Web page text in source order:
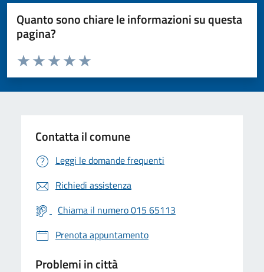
Quanto sono chiare le informazioni su questa
pagina?
Valuta da 1 a 5 stelle la pagina
Valuta 5 stelle su 5
Valuta 4 stelle su 5
Valuta 3 stelle su 5
Valuta 2 stelle su 5
Valuta 1 stelle su 5
Contatta il comune
Leggi le domande frequenti
Richiedi assistenza
Chiama il numero 015 65113
Prenota appuntamento
Problemi in città